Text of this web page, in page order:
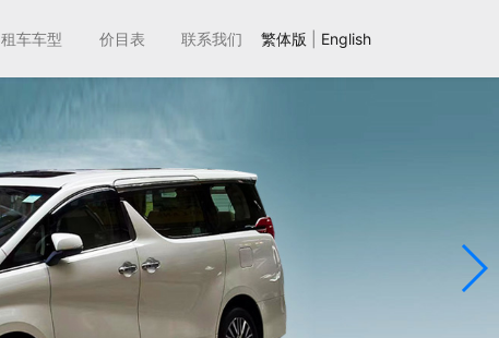
租车车型 价目表 联系我们 繁体版 English